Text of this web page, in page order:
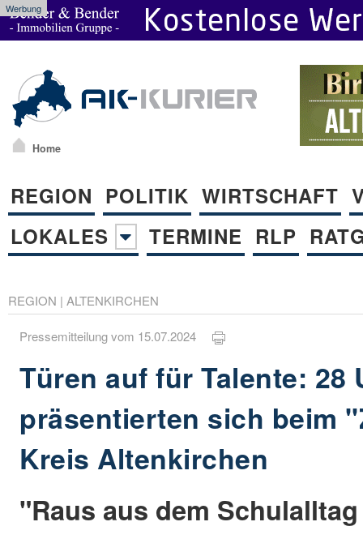
Werbung
Home
REGION POLITIK WIRTSCHAFT
LOKALES
TERMINE RLP
REGION | ALTENKIRCHEN
Pressemitteilung vom 15.07.2024
Türen auf für Talente: 28
präsentierten sich beim
Kreis Altenkirchen
"Raus aus dem